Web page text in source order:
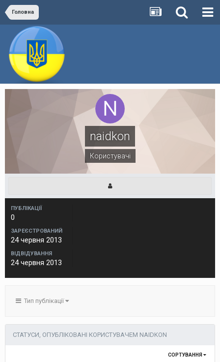
Головна
naidkon
Користувачі
ПУБЛІКАЦІЇ
0
ЗАРЕЄСТРОВАНИЙ
24 червня 2013
ВІДВІДУВАННЯ
24 червня 2013
Тип публікації
СТАТУСИ, ОПУБЛІКОВАНІ КОРИСТУВАЧЕМ NAIDKON
СОРТУВАННЯ